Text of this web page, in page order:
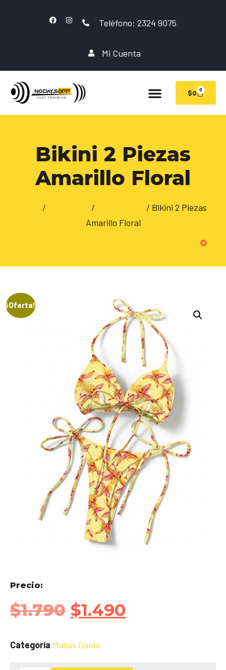
Teléfono: 2324 9075
Mi Cuenta
$0 0
Bikini 2 Piezas
Amarillo Floral
/ /
/ Bikini 2 Piezas
Amarillo Floral
¡Oferta!
Precio:
$1.790 $1.490
Categoría Mallas Dama